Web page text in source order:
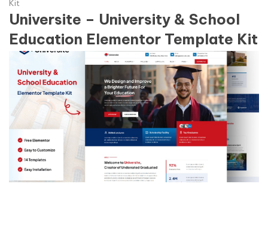
Kit
Universite – University & School
Education Elementor Template Kit